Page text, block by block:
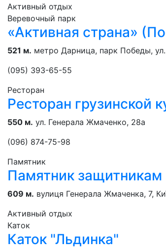
Активный отдых
Веревочный парк
«Активная страна»
521 м. метро Дарница, парк Победы,
(095) 393-65-55
Ресторан
Ресторан грузинской
550 м. ул. Генерала Жмаченко, 28а
(096) 874-75-98
Памятник
Памятник
609 м. вулиця Генерала Жмаченка, 7,
Активный отдых
Каток
Каток "Льдинка"